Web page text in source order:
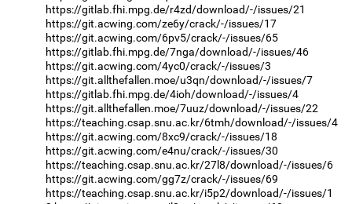
https://gitlab.fhi.mpg.de/r4zd/download/-/issues/21
https://git.acwing.com/ze6y/crack/-/issues/17
https://git.acwing.com/6pv5/crack/-/issues/65
https://gitlab.fhi.mpg.de/7nga/download/-/issues/46
https://git.acwing.com/4yc0/crack/-/issues/3
https://git.allthefallen.moe/u3qn/download/-/issues/7
https://gitlab.fhi.mpg.de/4ioh/download/-/issues/4
https://git.allthefallen.moe/7uuz/download/-/issues/22
https://teaching.csap.snu.ac.kr/6tmh/download/-/issues/4
https://git.acwing.com/8xc9/crack/-/issues/18
https://git.acwing.com/e4nu/crack/-/issues/30
https://teaching.csap.snu.ac.kr/27l8/download/-/issues/6
https://git.acwing.com/gg7z/crack/-/issues/69
https://teaching.csap.snu.ac.kr/i5p2/download/-/issues/1